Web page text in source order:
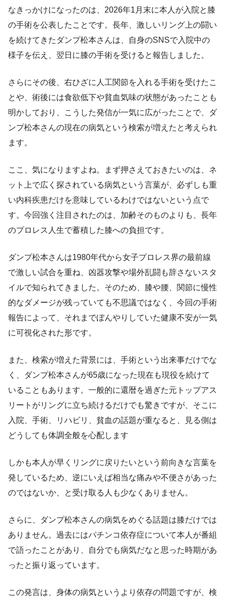
なきっかけになったのは、2026年1月末に本人が入院と膝
の手術を公表したことです。長年、激しいリング上の闘い
を続けてきたダンプ松本さんは、自身のSNSで入院中の
様子を伝え、翌日に膝の手術を受けると報告しました。
さらにその後、右ひざに人工関節を入れる手術を受けたこ
とや、術後には食欲低下や貧血気味の状態があったことも
明かしており、こうした発信が一気に広がったことで、ダ
ンプ松本さんの現在の病気という検索が増えたと考えられ
ます。
ここ、気になりますよね。まず押さえておきたいのは、ネ
ット上で広く探されている病気という言葉が、必ずしも重
い内科疾患だけを意味しているわけではないという点で
す。今回強く注目されたのは、加齢そのものよりも、長年
のプロレス人生で蓄積した膝への負担です。
ダンプ松本さんは1980年代から女子プロレス界の最前線
で激しい試合を重ね、凶器攻撃や場外乱闘も辞さないスタ
イルで知られてきました。そのため、膝や腰、関節に慢性
的なダメージが残っていても不思議ではなく、今回の手術
報告によって、それまでぼんやりしていた健康不安が一気
に可視化された形です。
また、検索が増えた背景には、手術という出来事だけでな
く、ダンプ松本さんが65歳になった現在も現役を続けて
いることもあります。一般的に還暦を過ぎた元トップアス
リートがリングに立ち続けるだけでも驚きですが、そこに
入院、手術、リハビリ、貧血の話題が重なると、見る側は
どうしても体調全般を心配します
しかも本人が早くリングに戻りたいという前向きな言葉を
発しているため、逆にいえば相当な痛みや不便さがあった
のではないか、と受け取る人も少なくありません。
さらに、ダンプ松本さんの病気をめぐる話題は膝だけでは
ありません。過去にはパチンコ依存症について本人が番組
で語ったことがあり、自分でも病気だなと思った時期があ
ったと振り返っています。
この発言は、身体の病気というより依存の問題ですが、検